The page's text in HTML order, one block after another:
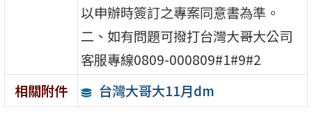
以申辦時簽訂之專案同意書為準。
二、如有問題可撥打台灣大哥大公司
客服專線0809-000809#1#9#2
相關附件
台灣大哥大11月dm